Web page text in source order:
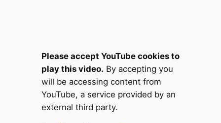
Please accept YouTube cookies to
play this video. By accepting you
will be accessing content from
YouTube, a service provided by an
external third party.